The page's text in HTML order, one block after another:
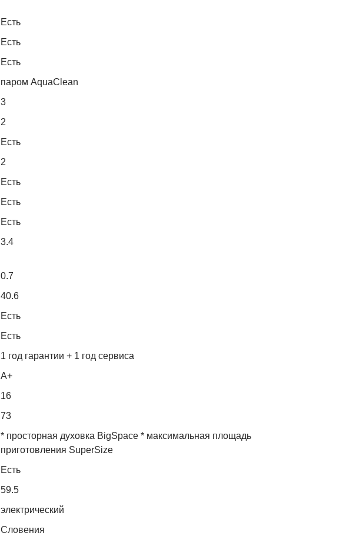
Есть
Есть
Есть
паром AquaClean
3
2
Есть
2
Есть
Есть
Есть
3.4
0.7
40.6
Есть
Есть
1 год гарантии + 1 год сервиса
А+
16
73
* просторная духовка BigSpace * максимальная площадь
приготовления SuperSize
Есть
59.5
электрический
Словения